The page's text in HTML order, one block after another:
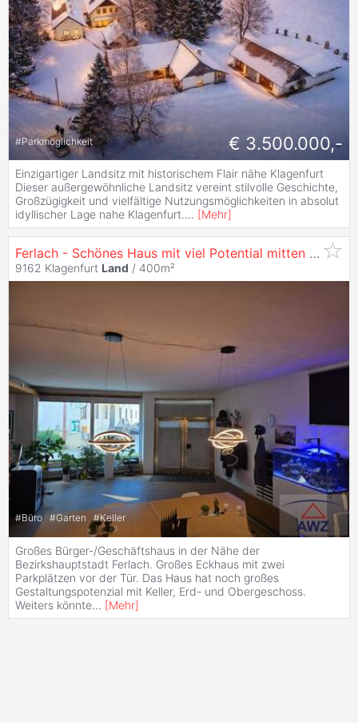
#Parkmöglichkeit € 3.500.000,-
Einzigartiger Landsitz mit historischem Flair nähe Klagenfurt
Dieser außergewöhnliche Landsitz vereint stilvolle Geschichte,
Großzügigkeit und vielfältige Nutzungsmöglichkeiten in absolut
idyllischer Lage nahe Klagenfurt.... [Mehr]
Ferlach - Schönes Haus mit viel Potential mitten im Zentrum!
9162 Klagenfurt Land / 400m²
#Büro #Garten #Keller
Großes Bürger-/Geschäftshaus in der Nähe der
Bezirkshauptstadt Ferlach. Großes Eckhaus mit zwei
Parkplätzen vor der Tür. Das Haus hat noch großes
Gestaltungspotenzial mit Keller, Erd- und Obergeschoss.
Weiters könnte... [Mehr]